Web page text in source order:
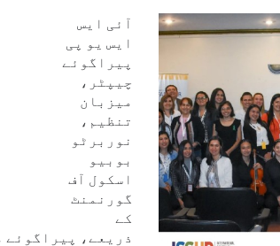
آئی ایس
ایس یو پی
پیراگوئے
چیپٹر،
میزبان
تنظیم،
نوربرٹو
بوبیو
اسکول آف
گورنمنٹ
کے
ذریعے، پیراگوئے